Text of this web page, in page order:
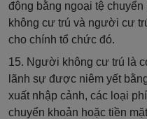
động bằng ngoại tệ
không cư trú và người cư
cho chính tổ chức đó.
15. Người không cư trú là
lãnh sự được niêm yết
xuất nhập cảnh, các loại
chuyển khoản hoặc tiền